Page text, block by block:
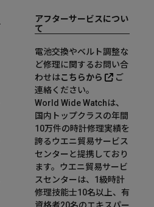
アフターサービスについ
て
電池交換やベルト調整な
ど修理に関するお問い合
わせはこちらから
ご
連絡ください。
World Wide Watchは、
国内トップクラスの年間
10万件の時計修理実績を
誇るウエニ貿易サービス
センターと提携しており
ます。ウエニ貿易サービ
スセンターは、1級時計
修理技能士10名以上、有
資格者20名のエキスパー